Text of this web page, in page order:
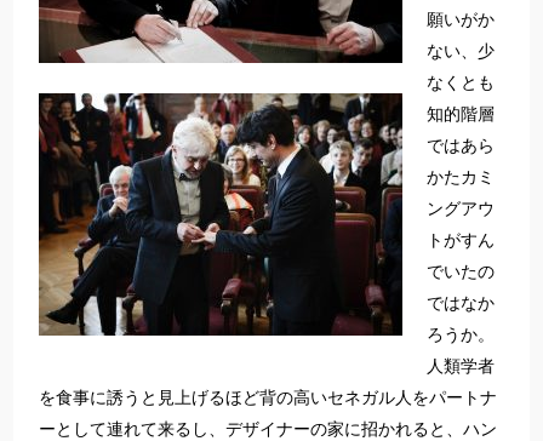
願いがか
ない、少
なくとも
知的階層
ではあら
かたカミ
ングアウ
トがすん
でいたの
ではなか
ろうか。
人類学者
を食事に誘うと見上げるほど背の高いセネガル人をパートナ
ーとして連れて来るし、デザイナーの家に招かれると、ハン